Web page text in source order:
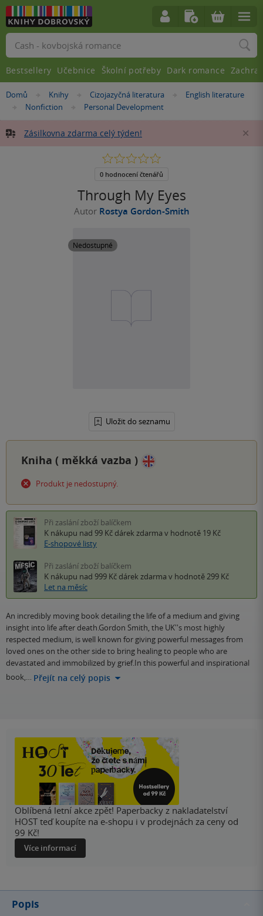
Nacházíte
Domů »Knihy »Cizojazyčná literatura »
English literature
»
Nonfiction »Personal Development
Zásilkovna zdarma celý týden!
Through My Eyes
Autor Rostya Gordon-Smith
Nedostupné
Uložit do seznamu
0.0
5
0 hodnocení čtenářů
Kniha ( měkká vazba )
Produkt je nedostupný.
Při zaslání zboží balíčkem
K nákupu nad 99 Kč dárek zdarma v hodnotě 19 Kč
E-shopové listy
Při zaslání zboží balíčkem
K nákupu nad 999 Kč dárek zdarma v hodnotě 299 Kč
Let na měsíc
An incredibly moving book detailing the life of a medium and giving
insight into life after death.Gordon Smith, the UK''s most highly
respected medium, is well known for giving powerful messages from
loved ones on the other side to bring healing to people who are
devastated and immobilized by grief.In this powerful and inspirational
book,… Přejít na celý popis
Oblíbená letní akce zpět! Paperbacky z nakladatelství
HOST teď koupíte na e-shopu i v prodejnách za ceny od
99 Kč!
Více informací
Popis
Vyhledávání
Bestsellery Učebnice Školní potřeby Dark romance